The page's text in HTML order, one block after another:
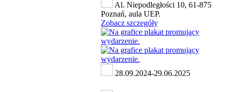
Al. Niepodległości 10, 61-875
Poznań, aula UEP.
Zobacz szczegóły
28.09.2024-29.06.2025